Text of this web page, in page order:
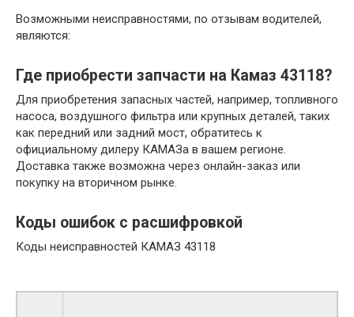
Возможными неисправностями, по отзывам водителей,
являются:
Где приобрести запчасти на Камаз 43118?
Для приобретения запасных частей, например, топливного
насоса, воздушного фильтра или крупных деталей, таких
как передний или задний мост, обратитесь к
официальному дилеру КАМАЗа в вашем регионе.
Доставка также возможна через онлайн-заказ или
покупку на вторичном рынке.
Коды ошибок с расшифровкой
Коды неисправностей КАМАЗ 43118